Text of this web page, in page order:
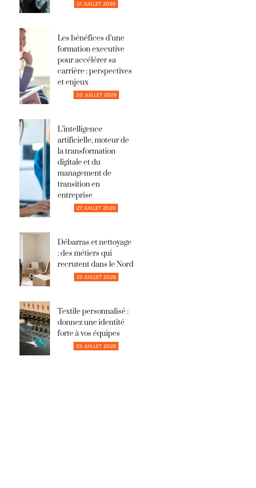
31 JUILLET 2026
Les bénéfices d’une
formation executive
pour accélérer sa
carrière : perspectives
et enjeux
30 JUILLET 2026
L’intelligence
artificielle, moteur de
la transformation
digitale et du
management de
transition en
entreprise
27 JUILLET 2026
Débarras et nettoyage
: des métiers qui
recrutent dans le Nord
25 JUILLET 2026
Textile personnalisé :
donnez une identité
forte à vos équipes
23 JUILLET 2026